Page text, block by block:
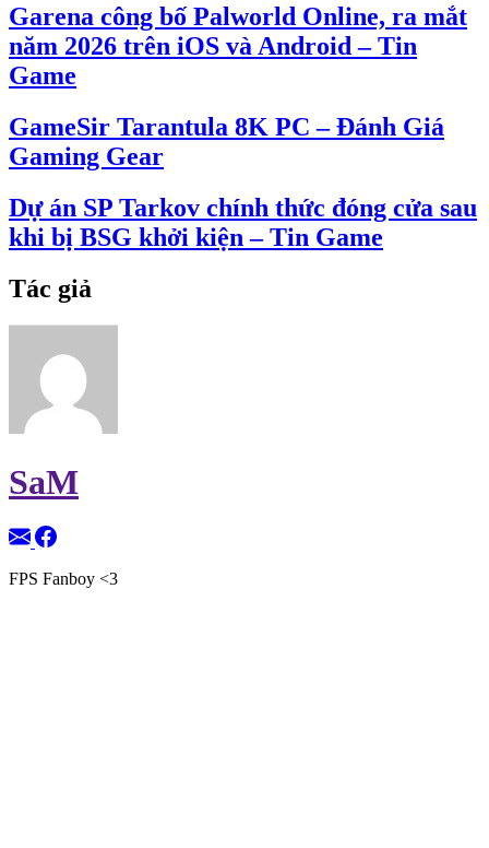
Garena công bố Palworld Online, ra mắt
năm 2026 trên iOS và Android – Tin
Game
GameSir Tarantula 8K PC – Đánh Giá
Gaming Gear
Dự án SP Tarkov chính thức đóng cửa sau
khi bị BSG khởi kiện – Tin Game
Tác giả
SaM
FPS Fanboy <3